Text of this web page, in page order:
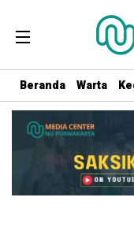
Beranda Warta